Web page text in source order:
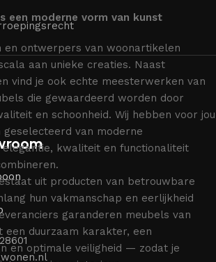
een moderne vorm van kunst
en ontwerpers van woonartikelen
aan unieke creaties. Naast
vind je ook echte meesterwerken van
die gewaardeerd worden door
en schoonheid. Wij hebben voor jou
van moderne
elegantie, kwaliteit en functionaliteit
uit producten van betrouwbare
hun vakmanschap en eerlijkheid
garanderen meubels van
een duurzaam karakter, een
en optimale veiligheid — zodat je